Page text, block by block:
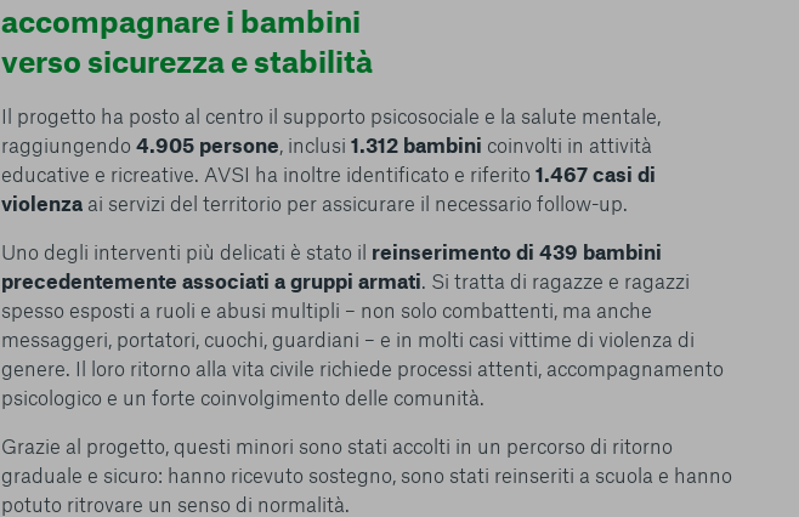
accompagnare i bambini
verso sicurezza e stabilità
Il progetto ha posto al centro il supporto psicosociale e la salute mentale,
raggiungendo 4.905 persone, inclusi 1.312 bambini coinvolti in attività
educative e ricreative. AVSI ha inoltre identificato e riferito 1.467 casi di
violenzaai servizi del territorio per assicurare il necessario follow-up.
Uno degli interventi più delicati è stato il reinserimento di 439 bambini
precedentemente associati a gruppi armati. Si tratta di ragazze e ragazzi
spesso esposti a ruoli e abusi multipli – non solo combattenti, ma anche
messaggeri, portatori, cuochi, guardiani – e in molti casi vittime di violenza di
genere. Il loro ritorno alla vita civile richiede processi attenti, accompagnamento
psicologico e un forte coinvolgimento delle comunità.
Grazie al progetto, questi minori sono stati accolti in un percorso di ritorno
graduale e sicuro: hanno ricevuto sostegno, sono stati reinseriti a scuola e hanno
potuto ritrovare un senso di normalità.